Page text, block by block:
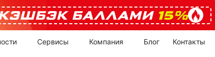
БАЛЛАМИ 15%
Сервисы Компания Блог Контакты